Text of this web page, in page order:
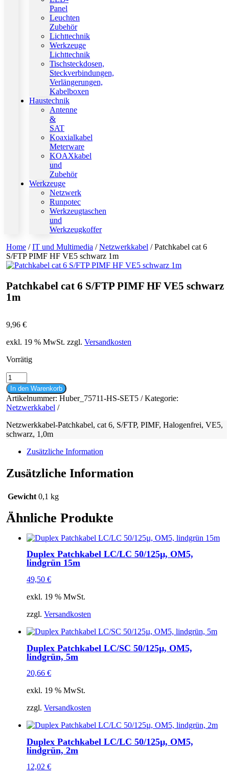
Panel
Leuchten
Zubehör
Lichttechnik
Werkzeuge
Lichttechnik
Tischsteckdosen,
Steckverbindungen,
Verlängerungen,
Kabelboxen
Haustechnik
Antenne
&
SAT
Koaxialkabel
Meterware
KOAXkabel
und
Zubehör
Werkzeuge
Netzwerk
Runpotec
Werkzeugtaschen
und
Werkzeugkoffer
Home /IT und Multimedia /Netzwerkkabel / Patchkabel cat 6
S/FTP PIMF HF VE5 schwarz 1m
Patchkabel cat 6 S/FTP PIMF HF VE5 schwarz
1m
9,96 €
exkl. 19 % MwSt. zzgl. Versandkosten
Vorrätig
Patchkabel
cat
6
S/FTP
PIMF
HF
VE5
In den Warenkorb
Artikelnummer: Huber_75711-HS-SET5
Kategorie:
Netzwerkkabel
Netzwerkkabel-Patchkabel, cat 6, S/FTP, PIMF, Halogenfrei, VE5,
schwarz, 1,0m
Zusätzliche Information
Zusätzliche Information
Gewicht 0,1 kg
Ähnliche Produkte
Duplex Patchkabel LC/LC 50/125µ, OM5,
lindgrün 15m
49,50 €
exkl. 19 % MwSt.
zzgl. Versandkosten
Duplex Patchkabel LC/SC 50/125µ, OM5,
lindgrün, 5m
20,66 €
exkl. 19 % MwSt.
zzgl. Versandkosten
Duplex Patchkabel LC/LC 50/125µ, OM5,
lindgrün, 2m
12,02 €